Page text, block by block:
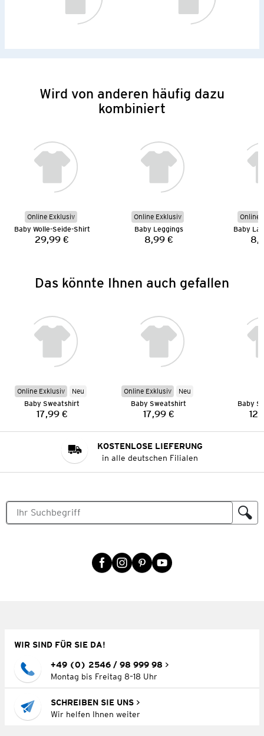
Wird von anderen häufig dazu
kombiniert
Online Exklusiv
Baby Wolle-Seide-Shirt
Preis:
29,99 €
Online Exklusiv
Baby Leggings
Preis:
8,99 €
Online
Baby
Das könnte Ihnen auch gefallen
Online Exklusiv
Neu
Baby Sweatshirt
Preis:
17,99 €
Online Exklusiv
Neu
Baby Sweatshirt
Preis:
17,99 €
Baby
KOSTENLOSE LIEFERUNG
in alle deutschen Filialen
WIR SIND FÜR SIE DA!
+49 (0) 2546 / 98 999 98
Montag bis Freitag 8–18 Uhr
SCHREIBEN SIE UNS
Wir helfen Ihnen weiter